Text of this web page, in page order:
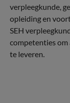
verpleegkunde,
opleiding en
SEH
competenties om
te leveren.